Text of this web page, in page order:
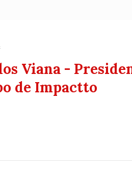
Viana -
de Impactto